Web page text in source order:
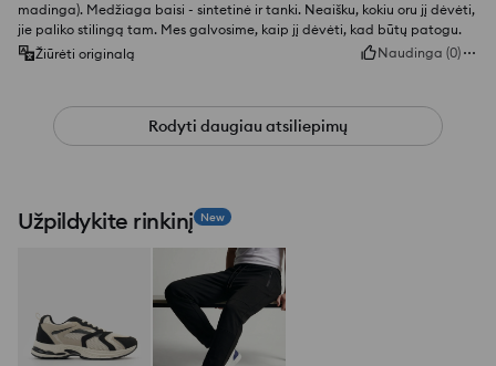
madinga). Medžiaga baisi - sintetinė ir tanki. Neaišku, kokiu oru jį dėvėti,
jie paliko stilingą tam. Mes galvosime, kaip jį dėvėti, kad būtų patogu.
Žiūrėti originalą
Naudinga (0)
Rodyti daugiau atsiliepimų
Užpildykite rinkinį New